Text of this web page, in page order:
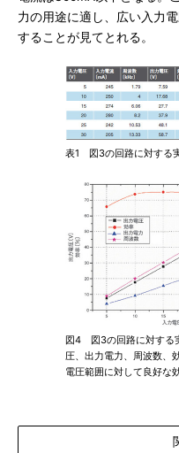
力の用途に適し、広い入力
することが見てとれる。
表1 図3の回路に対する
図4 図3の回路に対する
圧、出力電力、周波数、
電圧範囲に対して良好な